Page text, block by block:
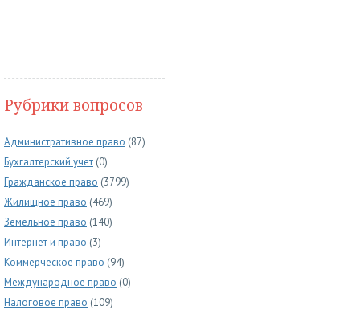
Рубрики вопросов
Административное право (87)
Бухгалтерский учет (0)
Гражданское право (3799)
Жилищное право (469)
Земельное право (140)
Интернет и право (3)
Коммерческое право (94)
Международное право (0)
Налоговое право (109)